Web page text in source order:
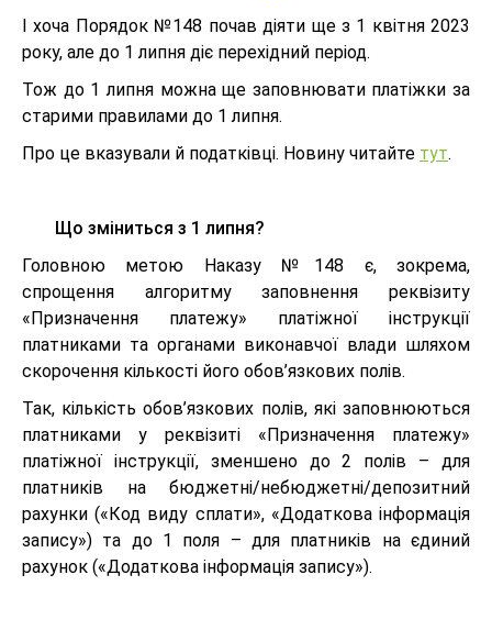
І хоча Порядок №148 почав діяти ще з 1 квітня 2023
року, але до 1 липня діє перехідний період.
Тож до 1 липня можна ще заповнювати платіжки за
старими правилами до 1 липня.
Про це вказували й податківці. Новину читайте тут.
Що зміниться з 1 липня?
Головною метою Наказу №148 є, зокрема,
спрощення алгоритму заповнення реквізиту
«Призначення платежу» платіжної інструкції
платниками та органами виконавчої влади шляхом
скорочення кількості його обов’язкових полів.
Так, кількість обов’язкових полів, які заповнюються
платниками у реквізиті «Призначення платежу»
платіжної інструкції, зменшено до 2 полів – для
платників на бюджетні/небюджетні/депозитний
рахунки («Код виду сплати», «Додаткова інформація
запису») та до 1 поля – для платників на єдиний
рахунок («Додаткова інформація запису»).